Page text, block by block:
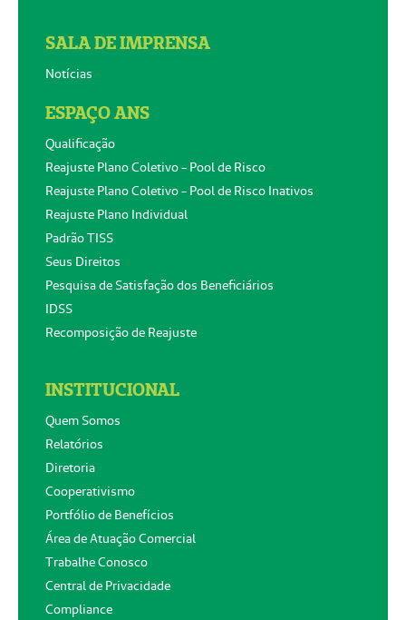
SALA DE IMPRENSA
Notícias
ESPAÇO ANS
Qualificação
Reajuste Plano Coletivo - Pool de Risco
Reajuste Plano Coletivo - Pool de Risco Inativos
Reajuste Plano Individual
Padrão TISS
Seus Direitos
Pesquisa de Satisfação dos Beneficiários
IDSS
Recomposição de Reajuste
INSTITUCIONAL
Quem Somos
Relatórios
Diretoria
Cooperativismo
Portfólio de Benefícios
Área de Atuação Comercial
Trabalhe Conosco
Central de Privacidade
Compliance